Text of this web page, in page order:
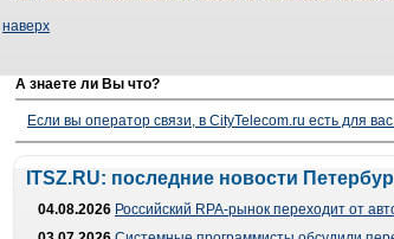
наверх
А знаете ли Вы что?
Если вы оператор связи, в CityTelecom.ru есть для
ITSZ.RU: последние новости
04.08.2026 Российский RPA-рынок переходит от